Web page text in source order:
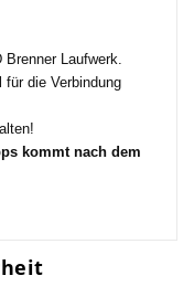
Laufwerk.
die Verbindung
kommt nach dem